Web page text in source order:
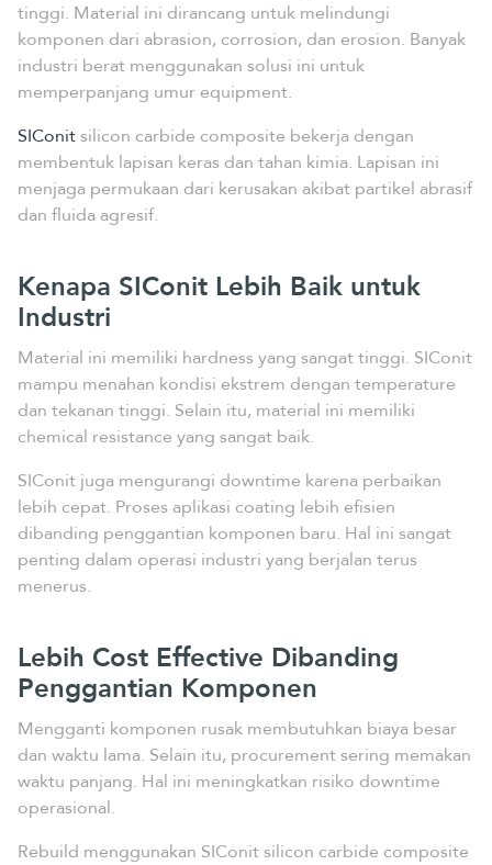
tinggi. Material ini dirancang untuk melindungi
komponen dari abrasion, corrosion, dan erosion. Banyak
industri berat menggunakan solusi ini untuk
memperpanjang umur equipment.
SIConit silicon carbide composite bekerja dengan
membentuk lapisan keras dan tahan kimia. Lapisan ini
menjaga permukaan dari kerusakan akibat partikel abrasif
dan fluida agresif.
Kenapa SIConit Lebih Baik untuk
Industri
Material ini memiliki hardness yang sangat tinggi. SIConit
mampu menahan kondisi ekstrem dengan temperature
dan tekanan tinggi. Selain itu, material ini memiliki
chemical resistance yang sangat baik.
SIConit juga mengurangi downtime karena perbaikan
lebih cepat. Proses aplikasi coating lebih efisien
dibanding penggantian komponen baru. Hal ini sangat
penting dalam operasi industri yang berjalan terus
menerus.
Lebih Cost Effective Dibanding
Penggantian Komponen
Mengganti komponen rusak membutuhkan biaya besar
dan waktu lama. Selain itu, procurement sering memakan
waktu panjang. Hal ini meningkatkan risiko downtime
operasional.
Rebuild menggunakan SIConit silicon carbide composite